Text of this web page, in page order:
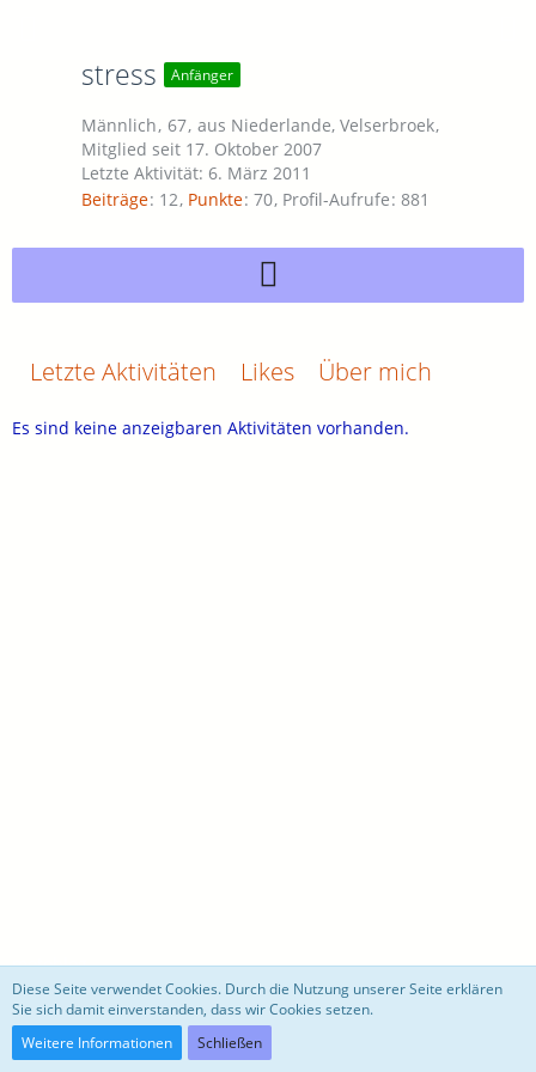
stress Anfänger
Männlich 67 aus Niederlande, Velserbroek
Mitglied seit 17. Oktober 2007
Letzte Aktivität: 6. März 2011
Beiträge 12 Punkte 70 Profil-Aufrufe 881
Letzte Aktivitäten Likes Über mich
Es sind keine anzeigbaren Aktivitäten vorhanden.
motoblog
Community-Software:
Diese Seite verwendet Cookies. Durch die Nutzung unserer Seite erklären
Sie sich damit einverstanden, dass wir Cookies setzen.
Weitere Informationen
Schließen